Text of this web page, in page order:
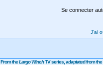
Se connecter
J'ai
From theLargo WinchTV series, adaptated from